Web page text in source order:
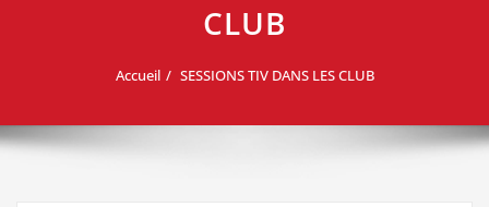
CLUB
Accueil SESSIONS TIV DANS LES CLUB